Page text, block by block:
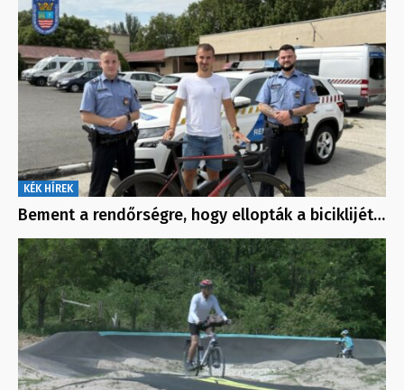
KÉK HÍREK
Bement a rendőrségre, hogy ellopták a biciklijét…